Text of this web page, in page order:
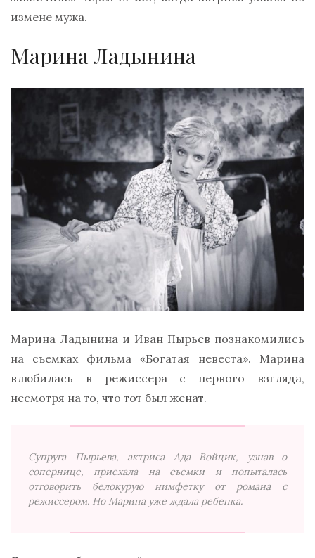
измене мужа.
Марина Ладынина
Марина Ладынина и Иван Пырьев познакомились
на съемках фильма «Богатая невеста». Марина
влюбилась в режиссера с первого взгляда,
несмотря на то, что тот был женат.
Супруга Пырьева, актриса Ада Войцик, узнав о
сопернице, приехала на съемки и попыталась
отговорить белокурую нимфетку от романа с
режиссером. Но Марина уже ждала ребенка.